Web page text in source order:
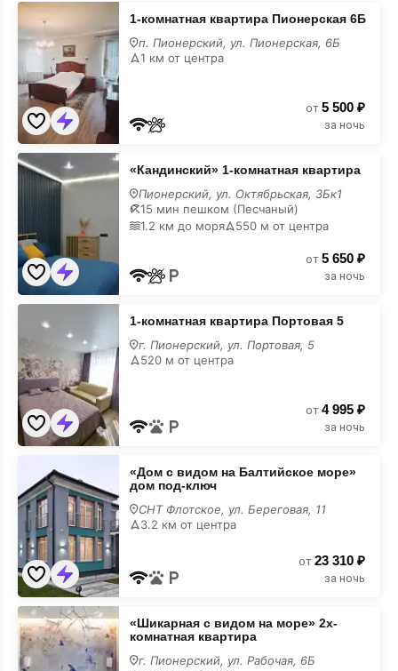
1-
комнатная
квартира
Пионерская
1-комнатная квартира Пионерская 6Б
п. Пионерский, ул. Пионерская, 6Б
1 км от центра
от 5 500 ₽
за ночь
«Кандинский»
1-
комнатная
«Кандинский» 1-комнатная квартира
Пионерский, ул. Октябрьская, 3Бк1
15 мин пешком (Песчаный)
1.2 км до моря
550 м от центра
от 5 650 ₽
за ночь
1-
комнатная
квартира
Портовая
5
1-комнатная квартира Портовая 5
г. Пионерский, ул. Портовая, 5
520 м от центра
от 4 995 ₽
за ночь
видом
на
Балтийское
море»
дом
под-
ключ
«Дом с видом на Балтийское море»
дом под-ключ
СНТ Флотское, ул. Береговая, 11
3.2 км от центра
от 23 310 ₽
за ночь
«Шикаpная
с
видом
на
«Шикаpная с видом на моpе» 2х-
комнатная квартира
г. Пионерский, ул. Рабочая, 6Б